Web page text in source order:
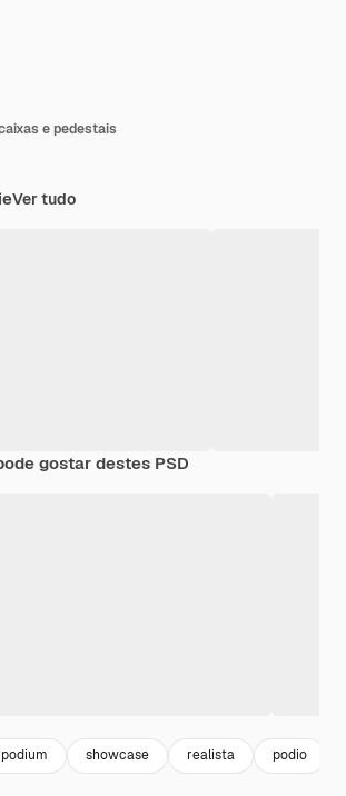
e pedestais
Ver tudo
gostar destes PSD
podium showcase realista podio